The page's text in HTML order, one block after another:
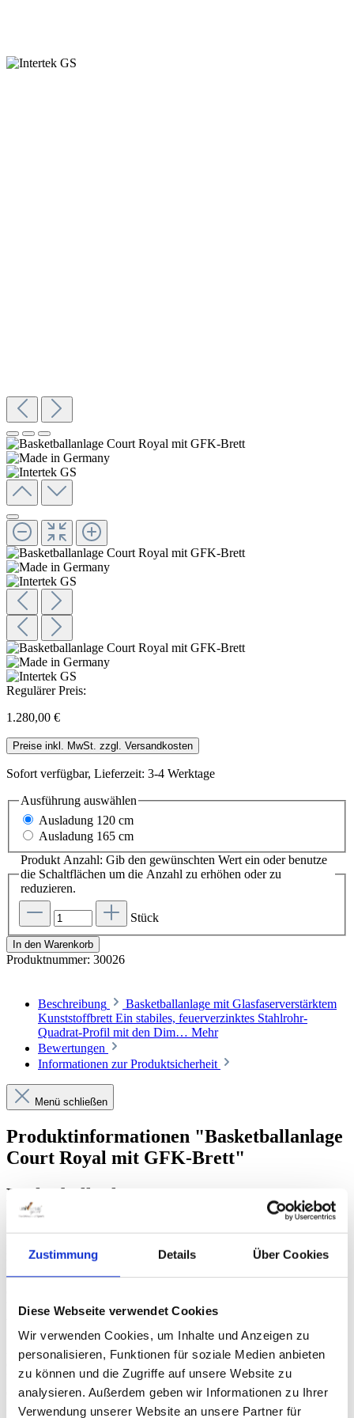
Zustimmung Details Über Cookies
Diese Webseite verwendet Cookies
Wir verwenden Cookies, um Inhalte und Anzeigen zu
personalisieren, Funktionen für soziale Medien anbieten
zu können und die Zugriffe auf unsere Website zu
analysieren. Außerdem geben wir Informationen zu Ihrer
Verwendung unserer Website an unsere Partner für
Regulärer Preis:
1.280,00 €
Preise inkl. MwSt. zzgl. Versandkosten
Sofort verfügbar, Lieferzeit: 3-4 Werktage
Ausführung auswählen
Ausladung 120 cm
Ausladung 165 cm
Produkt Anzahl: Gib den gewünschten Wert ein oder benutze
die Schaltflächen um die Anzahl zu erhöhen oder zu
reduzieren.
Stück
In den Warenkorb
Produktnummer: 30026
Beschreibung
Basketballanlage mit Glasfaserverstärktem
Kunststoffbrett Ein stabiles, feuerverzinktes Stahlrohr-
Quadrat-Profil mit den Dim… Mehr
Bewertungen
Informationen zur Produktsicherheit
Menü schließen
Produktinformationen "Basketballanlage
Court Royal mit GFK-Brett"
Basketballanlage
mit Glasfaserverstärktem Kunststoffbrett
Ein stabiles, feuerverzinktes Stahlrohr-Quadrat-Profil mit den
Dimensionen 90x90x4 mm, kombiniert mit einem abgerundeten
GFK-Brett mit den Dimensionen 120 x 90 cm macht dies zu einem
Wettkampfhöhe von 305 cm angebracht und ist nicht in der Höhe
120 cm oder 165 cm ausgewählt werden und ist daher für alle
Altersklassen geeignet. Daher eignet sich diese perfekt für
öffentliche Einrichtungen wie z.B. Schulhöfe, Spielplätze und
Vereine. Die Säule wird der mitgelieferten verzinkten Bodenhülse in
den Boden einbetoniert und steht sicher und Vandalismussicherung.
Zusätzlich ist im Lieferumfang ein orangefarbener DIN-Korb mit